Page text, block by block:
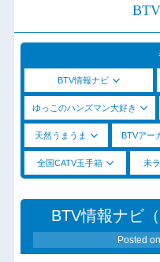
BTV情報ナビ
ゆっこのハンズマン大好き
天然うまうま BTVアー
全国CATV玉手箱 未
BTV情報ナビ
Posted on